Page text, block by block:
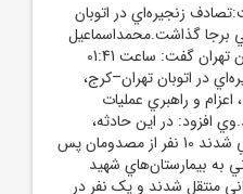
زنجيره‌اي در اتوبان
14 مصدوم و 3 فوتي برجا گذاشت.محمداسماعيل
توکلي، رئيس مرکز اورژانس استان تهران گفت: ساعت 01:41
در اتوبان تهران–کرج،
و راهبري عمليات
افزود: در اين حادثه،
مجموعاً 14 نفر دچار آسيب‌ديدگي شدند 10 نفر از مصدومان پس
به بيمارستان‌هاي شهيد
منتقل شدند و يک نفر در